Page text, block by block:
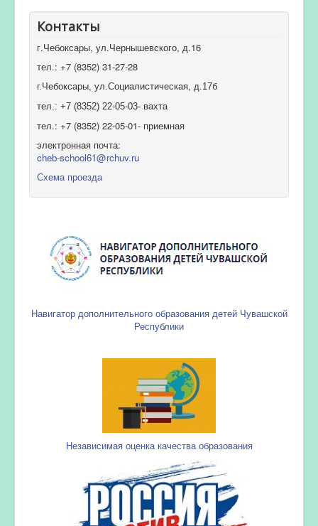
Контакты
г.Чебоксары, ул.Чернышевского, д.16
тел.: +7 (8352) 31-27-28
г.Чебоксары, ул.Социалистическая, д.17б
тел.: +7 (8352) 22-05-03- вахта
тел.: +7 (8352) 22-05-01- приемная
электронная почта:
cheb-school61@rchuv.ru
Схема проезда
Навигатор дополнительного образования детей Чувашской
Республики
Независимая оценка качества образования